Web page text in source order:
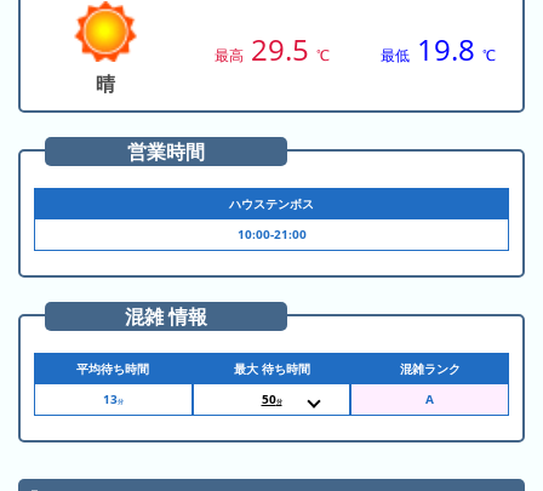
昨
日
ン
キ
ン
グ
ラ
ン
キ
ン
晴
最高 29.5 ℃ 最低 19.8 ℃
営業時間
ハウステンボス
10:00-21:00
混雑 情報
平均待ち時間
13分
最大 待ち時間
50分
11:00アスレチックファ
混雑ランク